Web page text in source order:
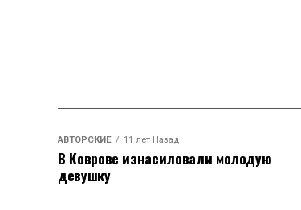
АВТОРСКИЕ 11 лет Назад
В Коврове изнасиловали молодую
девушку